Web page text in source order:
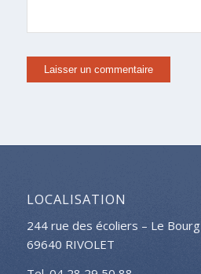
LOCALISATION
244 rue des écoliers – Le Bourg
69640 RIVOLET